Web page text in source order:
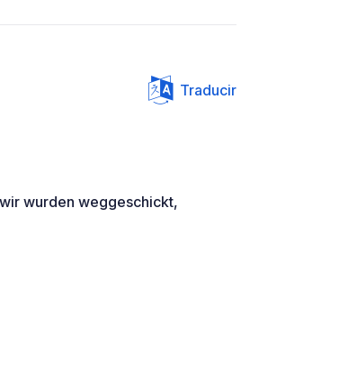
Traducir
wurden weggeschickt,